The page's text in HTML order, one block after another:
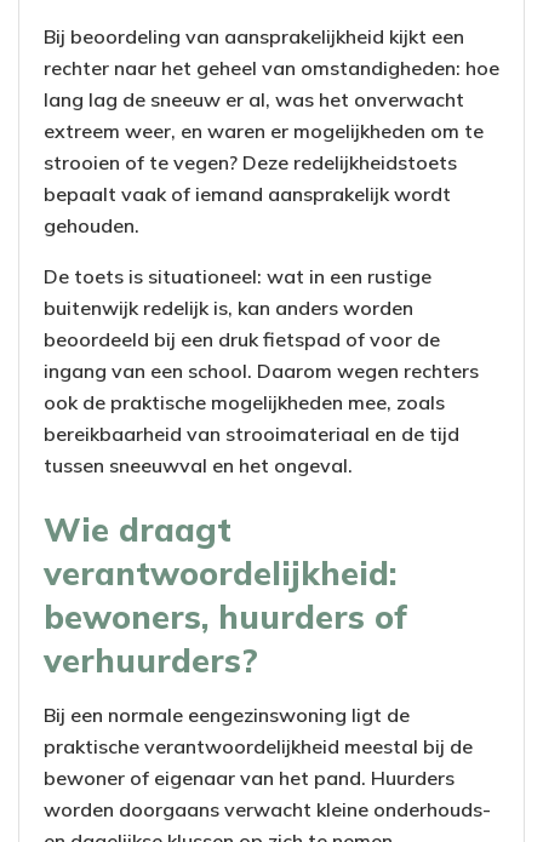
Bij beoordeling van aansprakelijkheid kijkt een
rechter naar het geheel van omstandigheden: hoe
lang lag de sneeuw er al, was het onverwacht
extreem weer, en waren er mogelijkheden om te
strooien of te vegen? Deze redelijkheidstoets
bepaalt vaak of iemand aansprakelijk wordt
gehouden.
De toets is situationeel: wat in een rustige
buitenwijk redelijk is, kan anders worden
beoordeeld bij een druk fietspad of voor de
ingang van een school. Daarom wegen rechters
ook de praktische mogelijkheden mee, zoals
bereikbaarheid van strooimateriaal en de tijd
tussen sneeuwval en het ongeval.
Wie draagt
verantwoordelijkheid:
bewoners, huurders of
verhuurders?
Bij een normale eengezinswoning ligt de
praktische verantwoordelijkheid meestal bij de
bewoner of eigenaar van het pand. Huurders
worden doorgaans verwacht kleine onderhouds-